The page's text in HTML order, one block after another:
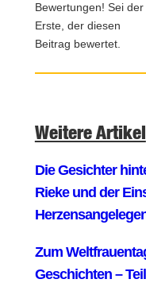
Bewertungen! Sei der
Erste, der diesen
Beitrag bewertet.
Weitere Artikel